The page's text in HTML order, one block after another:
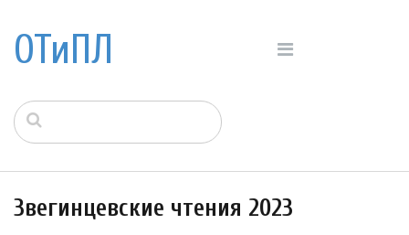
ОТиПЛ
Звегинцевские чтения 2023